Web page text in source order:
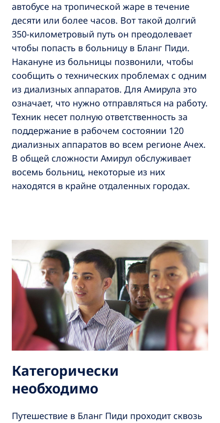
автобусе на тропической жаре в течение
десяти или более часов. Вот такой долгий
350-километровый путь он преодолевает
чтобы попасть в больницу в Бланг Пиди.
Накануне из больницы позвонили, чтобы
сообщить о технических проблемах с одним
из диализных аппаратов. Для Амирула это
означает, что нужно отправляться на работу.
Техник несет полную ответственность за
поддержание в рабочем состоянии 120
диализных аппаратов во всем регионе Ачех.
В общей сложности Амирул обслуживает
восемь больниц, некоторые из них
находятся в крайне отдаленных городах.
Категорически
необходимо
Путешествие в Бланг Пиди проходит сквозь